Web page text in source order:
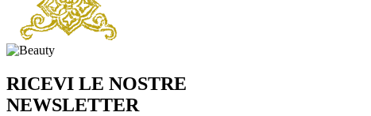
RICEVI LE NOSTRE
NEWSLETTER